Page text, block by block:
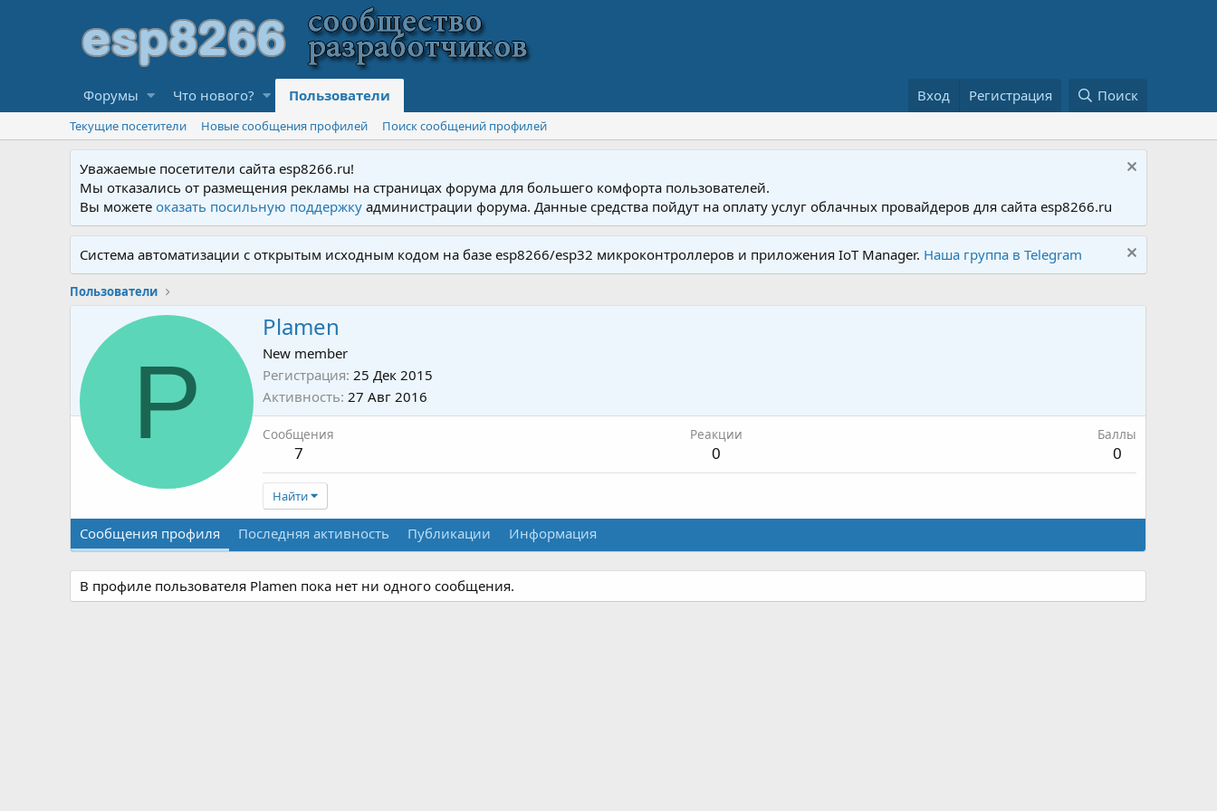
Форумы Что нового? Пользователи Вход Регистрация Поиск
Текущие посетители Новые сообщения профилей Поиск сообщений профилей
Уважаемые посетители сайта esp8266.ru!
Мы отказались от размещения рекламы на страницах форума для большего комфорта пользователей.
Вы можетеоказать посильную поддержку администрации форума. Данные средства пойдут на оплату услуг облачных провайдеров для сайта esp8266.ru
Система автоматизации с открытым исходным кодом на базе esp8266/esp32 микроконтроллеров и приложения IoT Manager. Наша группа в Telegram
Пользователи
P
Plamen
New member
Регистрация 25 Дек 2015
Активность 27 Авг 2016
Сообщения
7
Реакции
0
Баллы
0
Найти
Сообщения профиля Последняя активность Публикации Информация
В профиле пользователя Plamen пока нет ни одного сообщения.